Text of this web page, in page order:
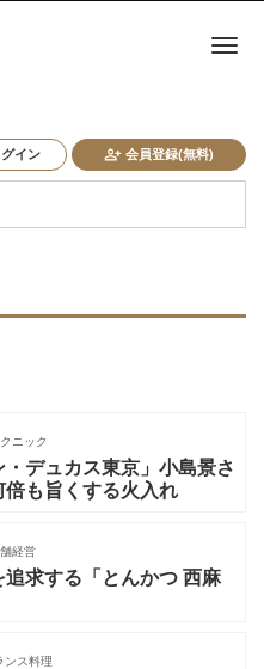
グイン 会員登録(無料)
ナ
ニック
・デュカス東京」小島景さ
倍も旨くする火入れ
経営
求する「とんかつ 西麻
ンス料理